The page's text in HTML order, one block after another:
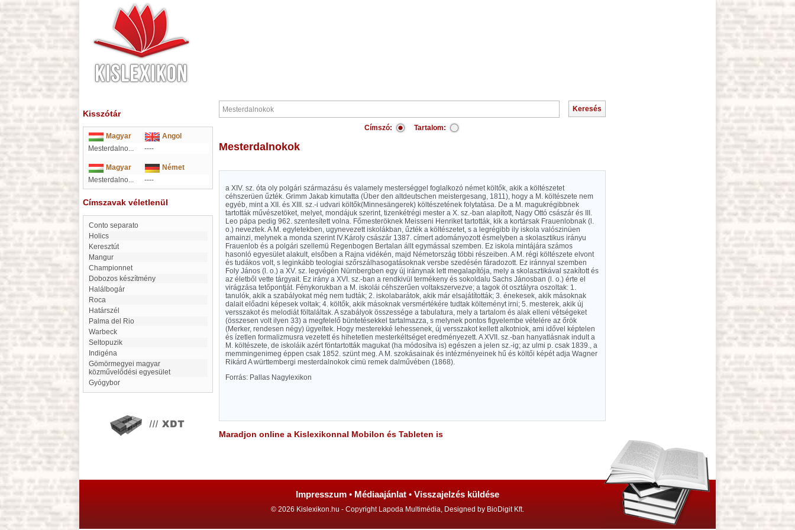
Kisszótár
Magyar
Angol
Mesterdalno...
----
Magyar
Német
Mesterdalno...
----
Címszavak véletlenül
conto separato
Holics
Keresztút
Mangur
Championnet
Dobozos készítmény
Halálbogár
Roca
Határszél
Palma del Rio
Warbeck
Seltopuzik
indigéna
Gömörmegyei magyar
közművelődési egyesület
Gyógybor
Címszó: Tartalom:
Mesterdalnokok
a XIV. sz. óta oly polgári származásu és valamely mesterséggel foglalkozó német költők, akik a költészetet
céhszerüen űzték. Grimm Jakab kimutatta (Über den altdeutschen meistergesang, 1811), hogy a M. költészete nem
egyéb, mint a XII. és XIII. sz.-i udvari költők(Minnesängerek) költészetének folytatása. De a M. magukrégibbnek
tartották művészetöket, melyet, mondájuk szerint, tizenkétrégi mester a X. sz.-ban alapított, Nagy Ottó császár és III.
Leo pápa pedig 962. szentesített volna. Főmesteröknek Meisseni Henriket tartották, kik a kortársak Frauenlobnak (l.
o.) neveztek. A M. egyletekben, ugynevezett iskolákban, űzték a költészetet, s a legrégibb ily iskola valószinüen
amainzi, melynek a monda szerint IV.Károly császár 1387. címert adományozott ésmelyben a skolasztikus irányu
Frauenlob és a polgári szellemü Regenbogen Bertalan állt egymással szemben. Ez iskola mintájára számos
hasonló egyesület alakult, elsőben a Rajna vidékén, majd Németország többi részeiben. A M. régi költészete elvont
és tudákos volt, s leginkább teologiai szőrszálhasogatásoknak versbe szedésén fáradozott. Ez iránnyal szemben
Foly János (l. o.) a XV. sz. legvégén Nürnbergben egy új iránynak lett megalapítója, mely a skolasztikával szakított és
az életből vette tárgyait. Ez irány a XVI. sz.-ban a rendkivül termékeny és sokoldalu Sachs Jánosban (l. o.) érte el
virágzása tetőpontját. Fénykorukban a M. iskolái céhszerűen voltakszervezve; a tagok öt osztályra oszoltak: 1.
tanulók, akik a szabályokat még nem tudták; 2. iskolabarátok, akik már elsajátították; 3. énekesek, akik másoknak
dalait előadni képesek voltak; 4. költők, akik másoknak versmértékére tudtak költeményt irni; 5. mesterek, akik új
versszakot és melodiát föltaláltak. A szabályok összessége a tabulatura, mely a tartalom és alak elleni vétségeket
(összesen volt ilyen 33) a megfelelő büntetésekkel tartalmazza, s melynek pontos figyelembe vételére az őrök
(Merker, rendesen négy) ügyeltek. Hogy mesterekké lehessenek, új versszakot kellett alkotniok, ami idővel képtelen
és ízetlen formalizmusra vezetett és hihetetlen mesterkéltséget eredményezett. A XVII. sz.-ban hanyatlásnak indult a
M. költészete, de iskoláik azért föntartották magukat (ha módosítva is) egészen a jelen sz.-ig; az ulmi p. csak 1839., a
memmingenimeg éppen csak 1852. szünt meg. A M. szokásainak és intézményeinek hű és költői képét adja Wagner
Rikárd A württembergi mesterdalnokok címü remek dalművében (1868).
Forrás: Pallas Nagylexikon
Maradjon online a Kislexikonnal Mobilon és Tableten is
Impresszum • Médiaajánlat • Visszajelzés küldése
© 2026 Kislexikon.hu - Copyright Lapoda Multimédia, Designed by BioDigit Kft.